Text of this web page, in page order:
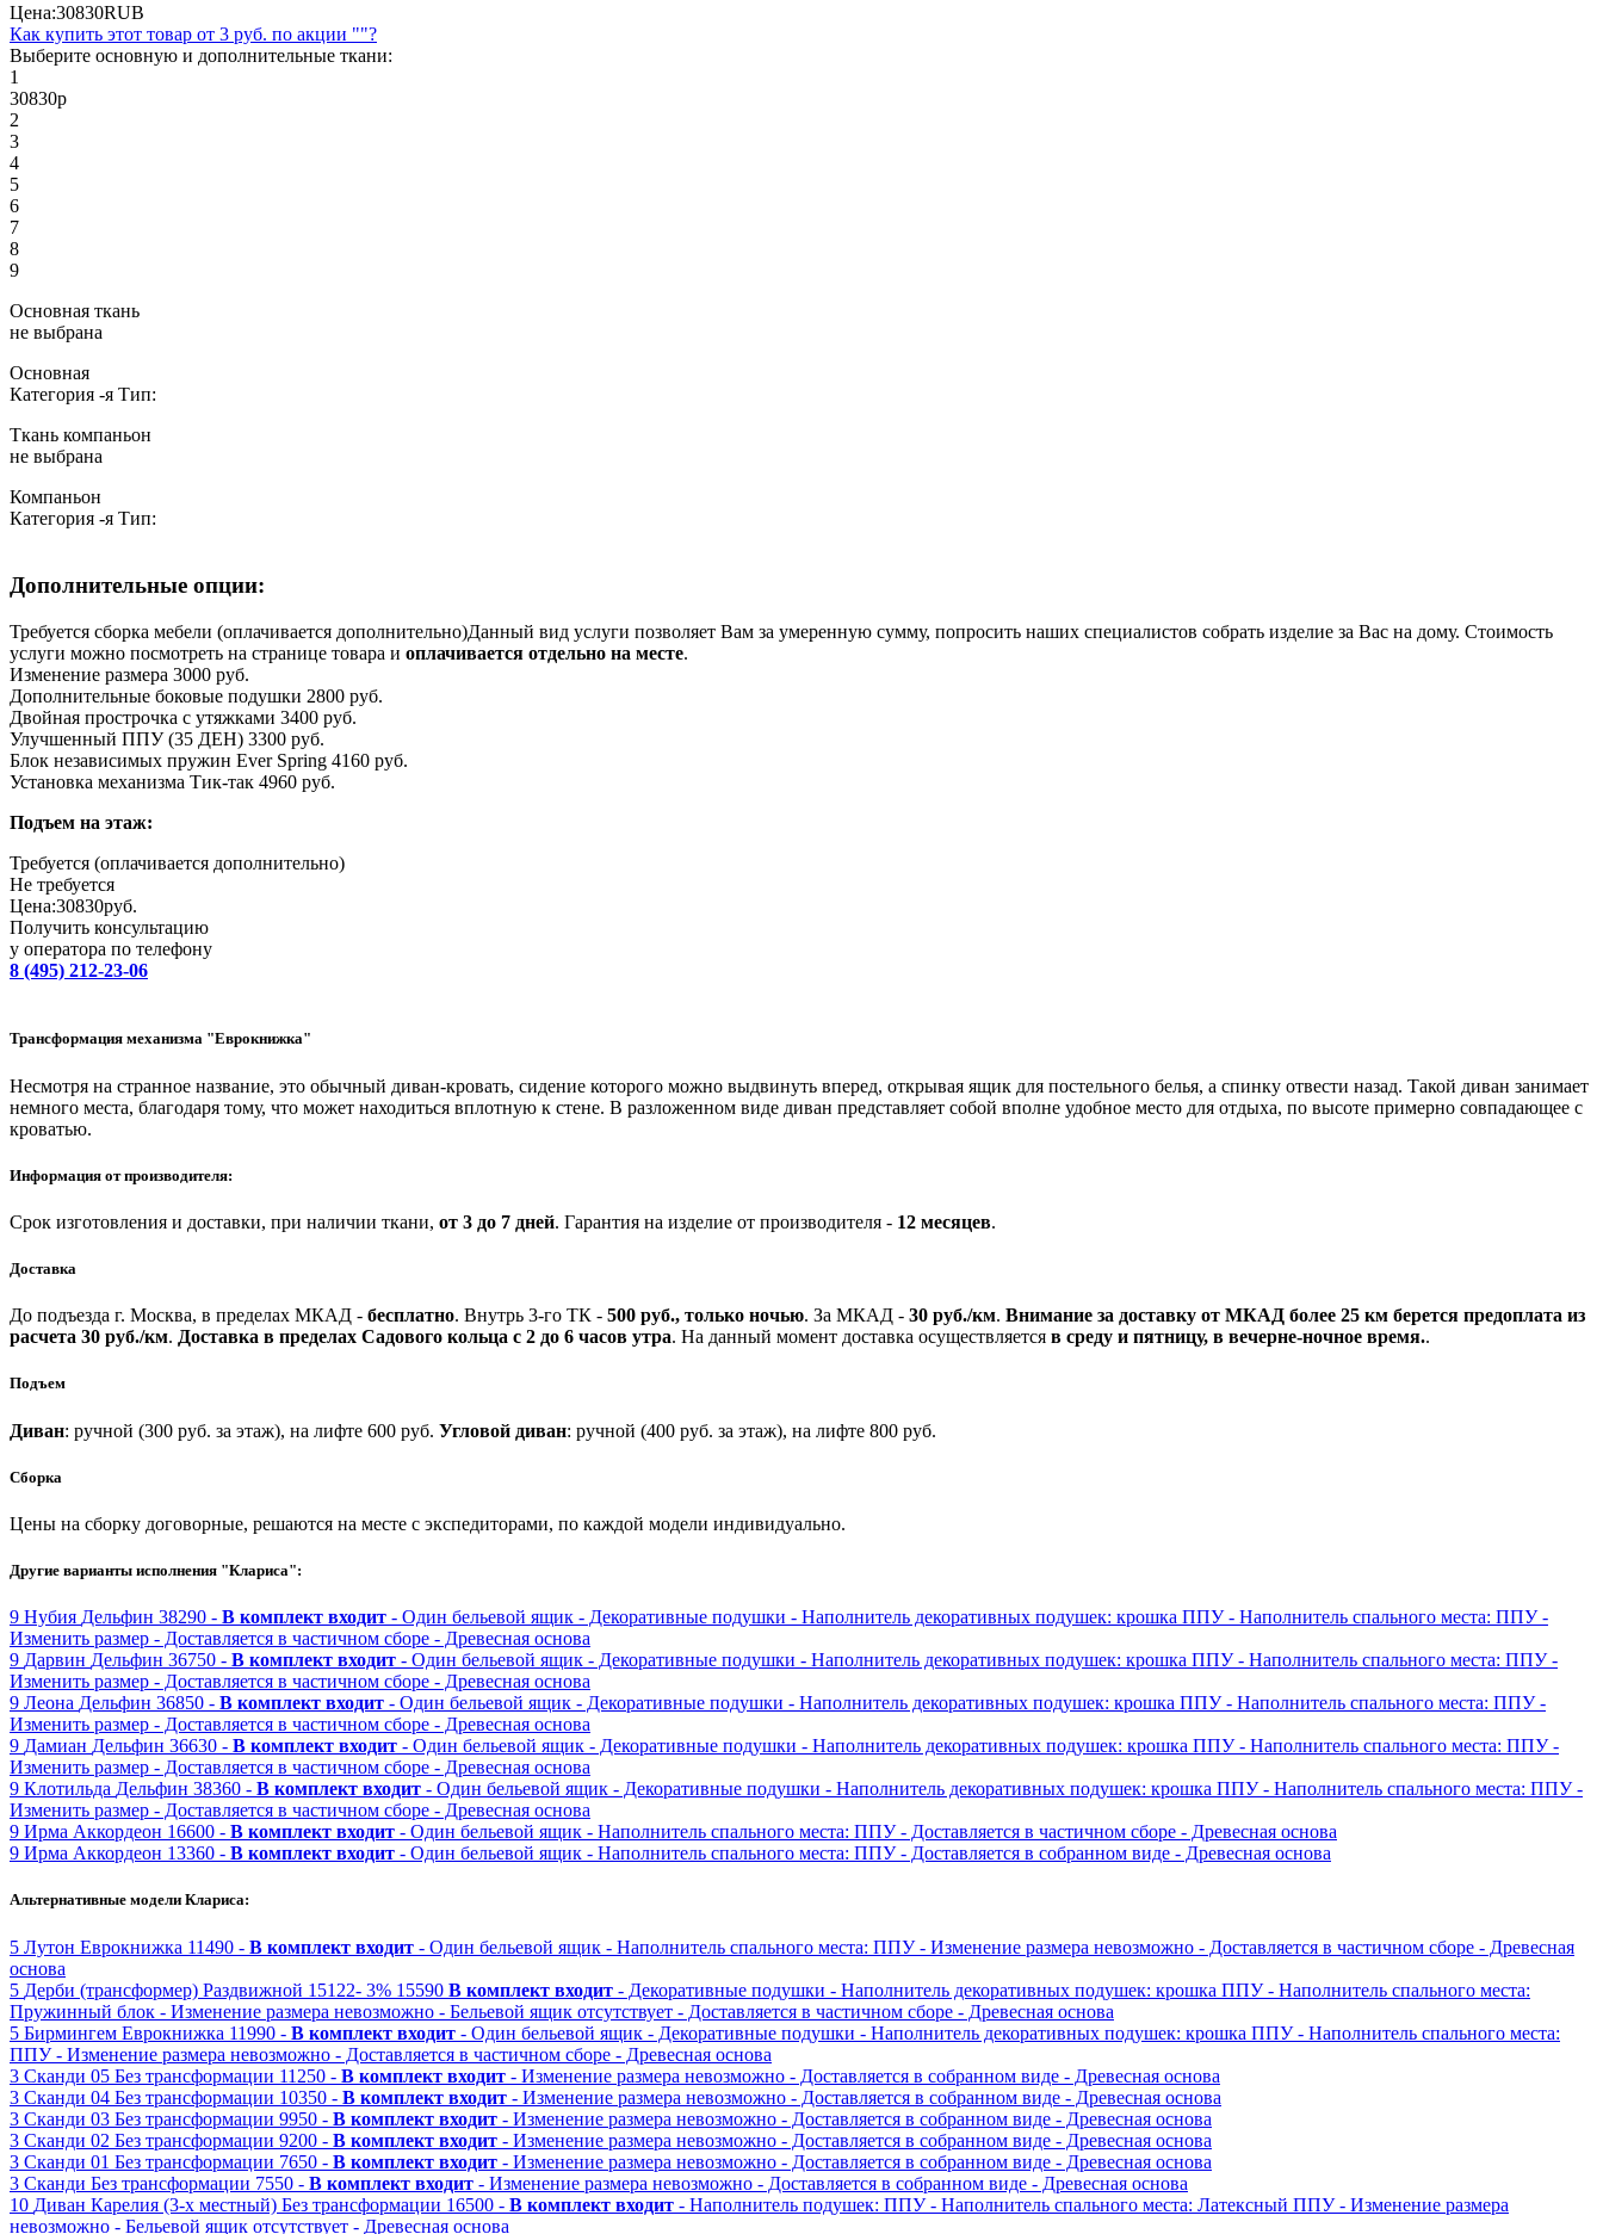
Цена:30830RUB
Как купить этот товар от 3 руб. по акции ""?
Выберите основную и дополнительные ткани:
1
30830р
2
3
4
5
6
7
8
9
Основная ткань
не выбрана
Основная
Категория -я Тип:
Ткань компаньон
не выбрана
Компаньон
Категория -я Тип:
Дополнительные опции:
Требуется сборка мебели (оплачивается дополнительно)Данный вид услуги позволяет Вам за умеренную сумму, попросить наших специалистов собрать изделие за Вас на дому. Стоимость
услуги можно посмотреть на странице товара и оплачивается отдельно на месте.
Изменение размера 3000 руб.
Дополнительные боковые подушки 2800 руб.
Двойная прострочка с утяжками 3400 руб.
Улучшенный ППУ (35 ДЕН) 3300 руб.
Блок независимых пружин Ever Spring 4160 руб.
Установка механизма Тик-так 4960 руб.
Подъем на этаж:
Требуется (оплачивается дополнительно)
Не требуется
Цена:30830руб.
Получить консультацию
у оператора по телефону
8 (495) 212-23-06
Трансформация механизма "Еврокнижка"
Несмотря на странное название, это обычный диван-кровать, сидение которого можно выдвинуть вперед, открывая ящик для постельного белья, а спинку отвести назад. Такой диван занимает
немного места, благодаря тому, что может находиться вплотную к стене. В разложенном виде диван представляет собой вполне удобное место для отдыха, по высоте примерно совпадающее с
кроватью.
Информация от производителя:
Срок изготовления и доставки, при наличии ткани, от 3 до 7 дней. Гарантия на изделие от производителя - 12 месяцев.
Доставка
До подъезда г. Москва, в пределах МКАД - бесплатно. Внутрь 3-го ТК - 500 руб., только ночью. За МКАД - 30 руб./км. Внимание за доставку от МКАД более 25 км берется предоплата из
расчета 30 руб./км. Доставка в пределах Садового кольца с 2 до 6 часов утра. На данный момент доставка осуществляется в среду и пятницу, в вечерне-ночное время..
Подъем
Диван: ручной (300 руб. за этаж), на лифте 600 руб. Угловой диван: ручной (400 руб. за этаж), на лифте 800 руб.
Сборка
Цены на сборку договорные, решаются на месте с экспедиторами, по каждой модели индивидуально.
Другие варианты исполнения "Клариса":
9 Нубия Дельфин 38290 - В комплект входит - Один бельевой ящик - Декоративные подушки - Наполнитель декоративных подушек: крошка ППУ - Наполнитель спального места: ППУ -
Изменить размер - Доставляется в частичном сборе - Древесная основа
9 Дарвин Дельфин 36750 - В комплект входит - Один бельевой ящик - Декоративные подушки - Наполнитель декоративных подушек: крошка ППУ - Наполнитель спального места: ППУ -
Изменить размер - Доставляется в частичном сборе - Древесная основа
9 Леона Дельфин 36850 - В комплект входит - Один бельевой ящик - Декоративные подушки - Наполнитель декоративных подушек: крошка ППУ - Наполнитель спального места: ППУ -
Изменить размер - Доставляется в частичном сборе - Древесная основа
9 Дамиан Дельфин 36630 - В комплект входит - Один бельевой ящик - Декоративные подушки - Наполнитель декоративных подушек: крошка ППУ - Наполнитель спального места: ППУ -
Изменить размер - Доставляется в частичном сборе - Древесная основа
9 Клотильда Дельфин 38360 - В комплект входит - Один бельевой ящик - Декоративные подушки - Наполнитель декоративных подушек: крошка ППУ - Наполнитель спального места: ППУ -
Изменить размер - Доставляется в частичном сборе - Древесная основа
9 Ирма Аккордеон 16600 - В комплект входит - Один бельевой ящик - Наполнитель спального места: ППУ - Доставляется в частичном сборе - Древесная основа
9 Ирма Аккордеон 13360 - В комплект входит - Один бельевой ящик - Наполнитель спального места: ППУ - Доставляется в собранном виде - Древесная основа
Альтернативные модели Клариса:
5 Лутон Еврокнижка 11490 - В комплект входит - Один бельевой ящик - Наполнитель спального места: ППУ - Изменение размера невозможно - Доставляется в частичном сборе - Древесная
основа
5 Дерби (трансформер) Раздвижной 15122- 3% 15590 В комплект входит - Декоративные подушки - Наполнитель декоративных подушек: крошка ППУ - Наполнитель спального места:
Пружинный блок - Изменение размера невозможно - Бельевой ящик отсутствует - Доставляется в частичном сборе - Древесная основа
5 Бирмингем Еврокнижка 11990 - В комплект входит - Один бельевой ящик - Декоративные подушки - Наполнитель декоративных подушек: крошка ППУ - Наполнитель спального места:
ППУ - Изменение размера невозможно - Доставляется в частичном сборе - Древесная основа
3 Сканди 05 Без трансформации 11250 - В комплект входит - Изменение размера невозможно - Доставляется в собранном виде - Древесная основа
3 Сканди 04 Без трансформации 10350 - В комплект входит - Изменение размера невозможно - Доставляется в собранном виде - Древесная основа
3 Сканди 03 Без трансформации 9950 - В комплект входит - Изменение размера невозможно - Доставляется в собранном виде - Древесная основа
3 Сканди 02 Без трансформации 9200 - В комплект входит - Изменение размера невозможно - Доставляется в собранном виде - Древесная основа
3 Сканди 01 Без трансформации 7650 - В комплект входит - Изменение размера невозможно - Доставляется в собранном виде - Древесная основа
3 Сканди Без трансформации 7550 - В комплект входит - Изменение размера невозможно - Доставляется в собранном виде - Древесная основа
10 Диван Карелия (3-х местный) Без трансформации 16500 - В комплект входит - Наполнитель подушек: ППУ - Наполнитель спального места: Латексный ППУ - Изменение размера
невозможно - Бельевой ящик отсутствует - Древесная основа